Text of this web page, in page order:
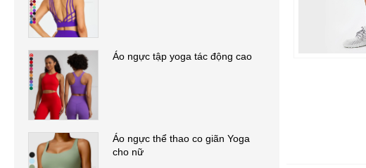
Áo ngực tập yoga tác động cao
Áo ngực thể thao co giãn Yoga
cho nữ